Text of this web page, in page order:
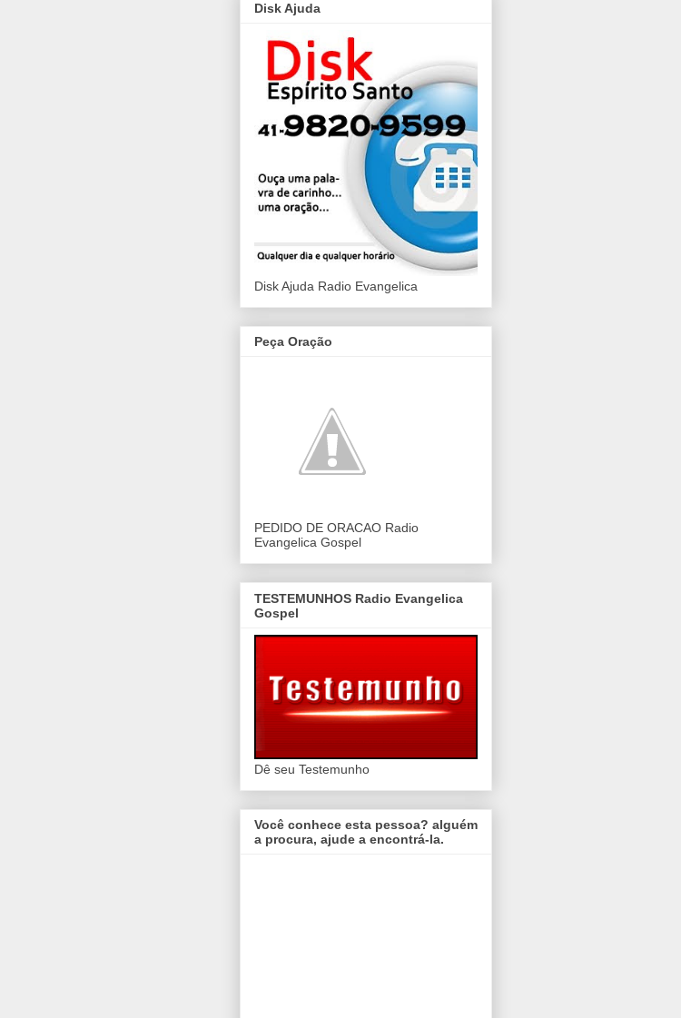
Disk Ajuda
Disk Ajuda Radio Evangelica
Peça Oração
PEDIDO DE ORACAO Radio
Evangelica Gospel
TESTEMUNHOS Radio Evangelica
Gospel
Dê seu Testemunho
Você conhece esta pessoa? alguém
a procura, ajude a encontrá-la.